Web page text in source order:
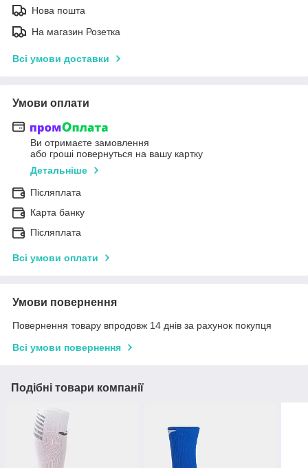
Нова пошта
На магазин Розетка
Всі умови доставки
Умови оплати
Ви отримаєте замовлення
або гроші повернуться на вашу картку
Детальніше
Післяплата
Карта банку
Післяплата
Всі умови оплати
Умови повернення
Повернення товару впродовж 14 днів за рахунок покупця
Всі умови повернення
Подібні товари компанії